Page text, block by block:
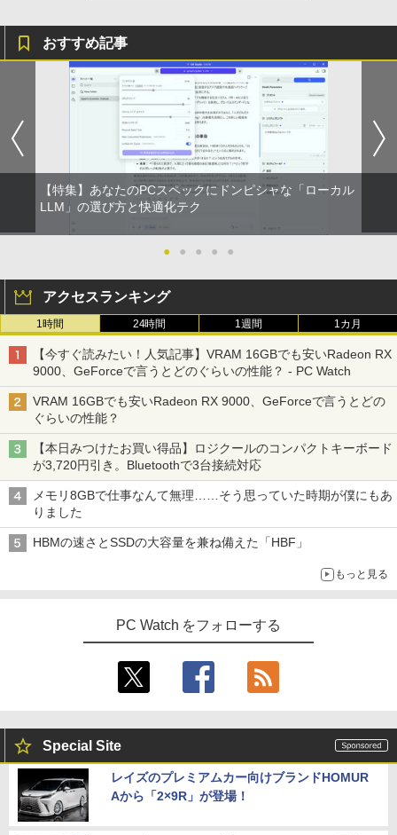
おすすめ記事
【特集】あなたのPCスペックにドンピシャな「ローカル
LLM」の選び方と快適化テク
● ● ● ● ●
アクセスランキング
1時間 24時間 1週間 1カ月
【今すぐ読みたい！人気記事】VRAM 16GBでも安いRadeon RX
9000、GeForceで言うとどのぐらいの性能？ - PC Watch
VRAM 16GBでも安いRadeon RX 9000、GeForceで言うとどの
ぐらいの性能？
【本日みつけたお買い得品】ロジクールのコンパクトキーボード
が3,720円引き。Bluetoothで3台接続対応
メモリ8GBで仕事なんて無理……そう思っていた時期が僕にもあ
りました
HBMの速さとSSDの大容量を兼ね備えた「HBF」
もっと見る
PC Watch をフォローする
Special Site
レイズのプレミアムカー向けブランドHOMUR
Aから「2×9R」が登場！